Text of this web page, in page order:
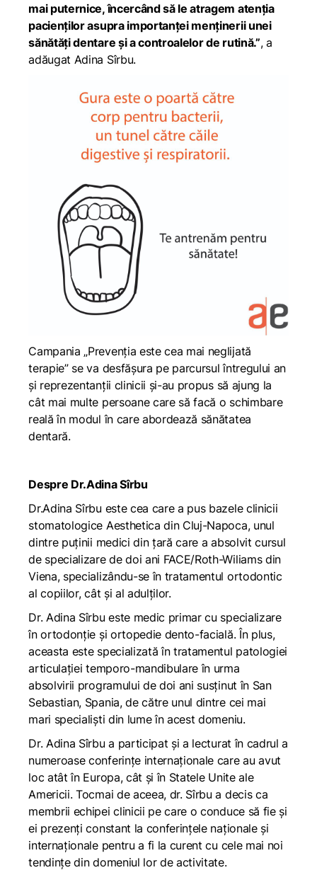
mai puternice, încercând să le atragem atenția
pacienților asupra importanței menținerii unei
sănătăți dentare și a controalelor de rutină.”, a
adăugat Adina Sîrbu.
Campania „Prevenția este cea mai neglijată
terapie” se va desfășura pe parcursul întregului an
și reprezentanții clinicii și-au propus să ajung la
cât mai multe persoane care să facă o schimbare
reală în modul în care abordează sănătatea
dentară.
Despre Dr.Adina Sîrbu
Dr.Adina Sîrbu este cea care a pus bazele clinicii
stomatologice Aesthetica din Cluj-Napoca, unul
dintre puținii medici din țară care a absolvit cursul
de specializare de doi ani FACE/Roth-Wiliams din
Viena, specializându-se în tratamentul ortodontic
al copiilor, cât și al adulților.
Dr. Adina Sîrbu este medic primar cu specializare
în ortodonție și ortopedie dento-facială. În plus,
aceasta este specializată în tratamentul patologiei
articulației temporo-mandibulare în urma
absolvirii programului de doi ani susținut în San
Sebastian, Spania, de către unul dintre cei mai
mari specialiști din lume în acest domeniu.
Dr. Adina Sîrbu a participat și a lecturat în cadrul a
numeroase conferințe internaționale care au avut
loc atât în Europa, cât și în Statele Unite ale
Americii. Tocmai de aceea, dr. Sîrbu a decis ca
membrii echipei clinicii pe care o conduce să fie și
ei prezenți constant la conferințele naționale și
internaționale pentru a fi la curent cu cele mai noi
tendințe din domeniul lor de activitate.